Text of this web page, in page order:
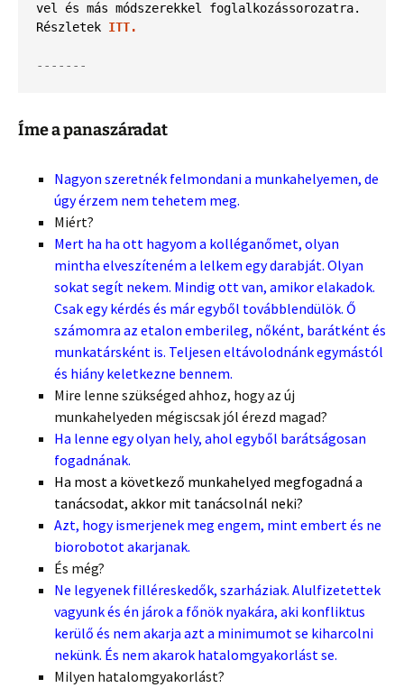
vel és más módszerekkel foglalkozássorozatra.
Részletek ITT.
-------
Íme a panaszáradat
Nagyon szeretnék felmondani a munkahelyemen, de
úgy érzem nem tehetem meg.
Miért?
Mert ha ha ott hagyom a kolléganőmet, olyan
mintha elveszíteném a lelkem egy darabját. Olyan
sokat segít nekem. Mindig ott van, amikor elakadok.
Csak egy kérdés és már egyből továbblendülök. Ő
számomra az etalon emberileg, nőként, barátként és
munkatársként is. Teljesen eltávolodnánk egymástól
és hiány keletkezne bennem.
Mire lenne szükséged ahhoz, hogy az új
munkahelyeden mégiscsak jól érezd magad?
Ha lenne egy olyan hely, ahol egyből barátságosan
fogadnának.
Ha most a következő munkahelyed megfogadná a
tanácsodat, akkor mit tanácsolnál neki?
Azt, hogy ismerjenek meg engem, mint embert és ne
biorobotot akarjanak.
És még?
Ne legyenek filléreskedők, szarháziak. Alulfizetettek
vagyunk és én járok a főnök nyakára, aki konfliktus
kerülő és nem akarja azt a minimumot se kiharcolni
nekünk. És nem akarok hatalomgyakorlást se.
Milyen hatalomgyakorlást?